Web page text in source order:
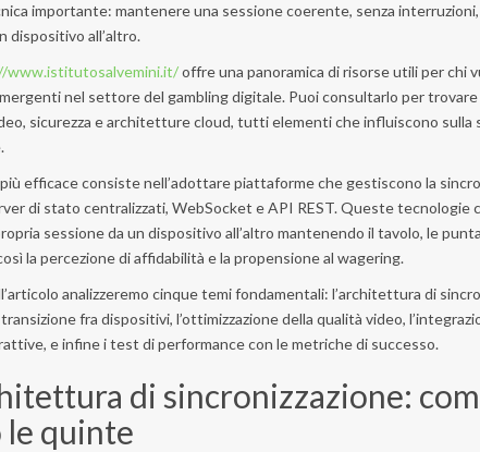
importante: mantenere una sessione coerente, senza
dispositivo all’altro.
www.istitutosalvemini.it/offre una panoramica di risorse utili per chi
nel settore del gambling digitale. Puoi consultarlo per trovare
sicurezza e architetture cloud, tutti elementi che influiscono sulla
efficace consiste nell’adottare piattaforme che gestiscono la
di stato centralizzati, WebSocket e API REST. Queste tecnologie
sessione da un dispositivo all’altro mantenendo il tavolo, le
la percezione di affidabilità e la propensione al wagering.
analizzeremo cinque temi fondamentali: l’architettura di
fra dispositivi, l’ottimizzazione della qualità video,
e infine i test di performance con le metriche di successo.
di sincronizzazione:
quinte